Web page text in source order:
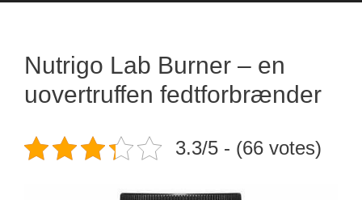
Nutrigo Lab Burner – en
uovertruffen fedtforbrænder
3.3/5 - (66 votes)